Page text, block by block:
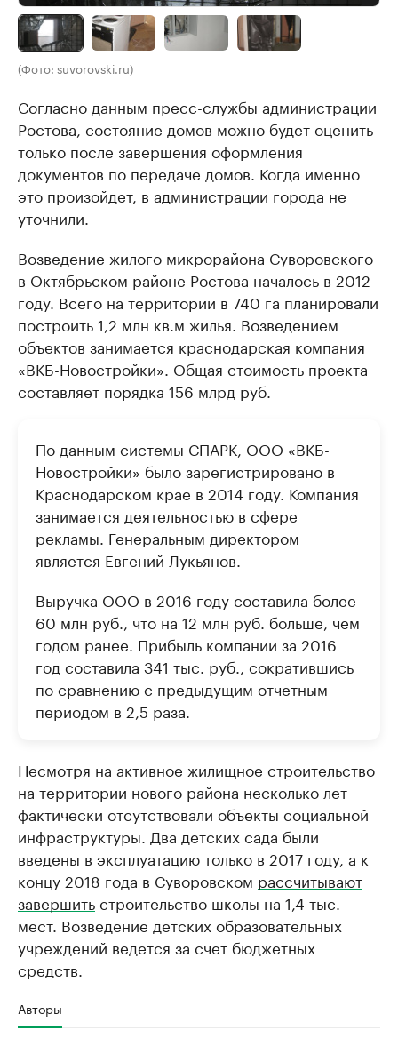
(Фото: suvorovski.ru)
Согласно данным пресс-службы администрации
Ростова, состояние домов можно будет оценить
только после завершения оформления
документов по передаче домов. Когда именно
это произойдет, в администрации города не
уточнили.
Возведение жилого микрорайона Суворовского
в Октябрьском районе Ростова началось в 2012
году. Всего на территории в 740 га планировали
построить 1,2 млн кв.м жилья. Возведением
объектов занимается краснодарская компания
«ВКБ-Новостройки». Общая стоимость проекта
составляет порядка 156 млрд руб.
По данным системы СПАРК, ООО «ВКБ-
Новостройки» было зарегистрировано в
Краснодарском крае в 2014 году. Компания
занимается деятельностью в сфере
рекламы. Генеральным директором
является Евгений Лукьянов.
Выручка ООО в 2016 году составила более
60 млн руб., что на 12 млн руб. больше, чем
годом ранее. Прибыль компании за 2016
год составила 341 тыс. руб., сократившись
по сравнению с предыдущим отчетным
периодом в 2,5 раза.
Несмотря на активное жилищное строительство
на территории нового района несколько лет
фактически отсутствовали объекты социальной
инфраструктуры. Два детских сада были
введены в эксплуатацию только в 2017 году, а к
концу 2018 года в Суворовском рассчитывают
завершитьстроительство школы на 1,4 тыс.
мест. Возведение детских образовательных
учреждений ведется за счет бюджетных
средств.
Авторы